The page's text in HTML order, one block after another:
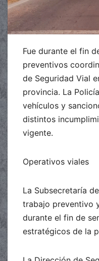
Fue durante el fin
preventivos
de Seguridad Vial
provincia. La
vehículos y
distintos
vigente.
Operativos viales
La Subsecretaría
trabajo preventivo
durante el fin de
estratégicos de la